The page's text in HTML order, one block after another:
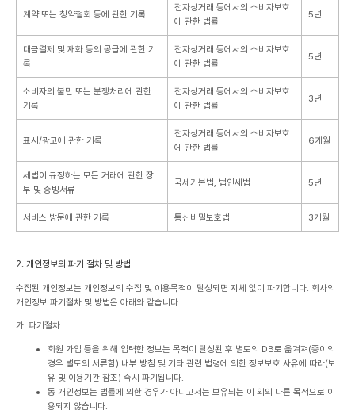
계약 또는 청약철회 등에 관한 기록
전자상거래 등에서의 소비자보호
에 관한 법률
5년
대금결제 및 재화 등의 공급에 관한 기
록
전자상거래 등에서의 소비자보호
에 관한 법률
5년
소비자의 불만 또는 분쟁처리에 관한
기록
전자상거래 등에서의 소비자보호
에 관한 법률
3년
표시/광고에 관한 기록
전자상거래 등에서의 소비자보호
에 관한 법률
6개월
세법이 규정하는 모든 거래에 관한 장
부 및 증빙서류
국세기본법, 법인세법 5년
서비스 방문에 관한 기록 통신비밀보호법 3개월
2. 개인정보의 파기 절차 및 방법
수집된 개인정보는 개인정보의 수집 및 이용목적이 달성되면 지체 없이 파기합니다. 회사의
개인정보 파기절차 및 방법은 아래와 같습니다.
가. 파기절차
회원 가입 등을 위해 입력한 정보는 목적이 달성된 후 별도의 DB로 옮겨져(종이의
경우 별도의 서류함) 내부 방침 및 기타 관련 법령에 의한 정보보호 사유에 따라(보
유 및 이용기간 참조) 즉시 파기됩니다.
동 개인정보는 법률에 의한 경우가 아니고서는 보유되는 이 외의 다른 목적으로 이
용되지 않습니다.